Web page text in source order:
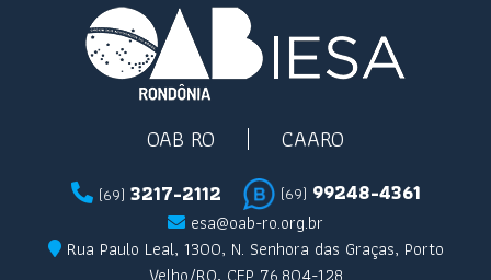
OAB RO CAARO
(69) 3217-2112 (69) 99248-4361
esa@oab-ro.org.br
Rua Paulo Leal, 1300, N. Senhora das Graças, Porto